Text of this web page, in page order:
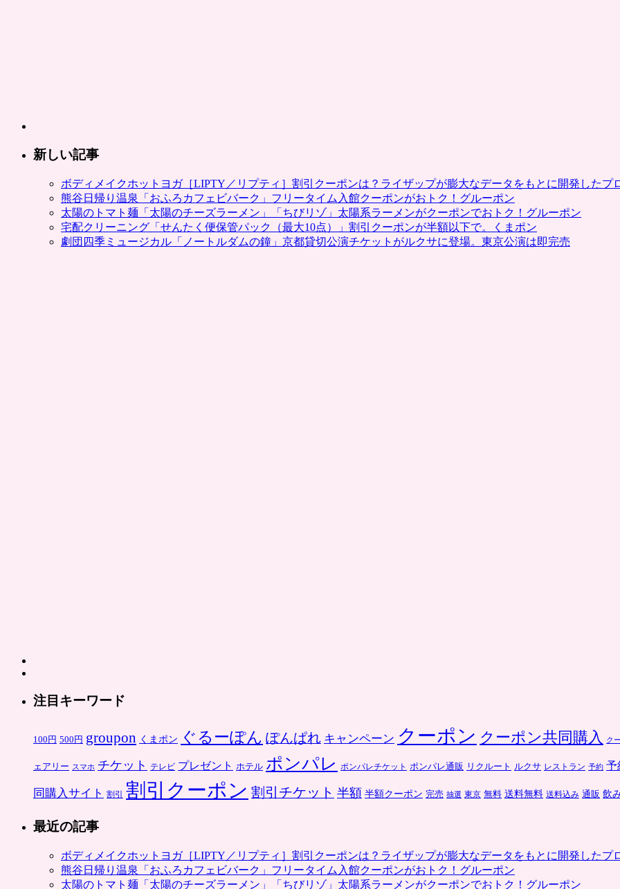
新しい記事
ボディメイクホットヨガ［LIPTY／リプティ］割引クーポンは？ライザップが膨大なデータをもとに開発したプ
熊谷日帰り温泉「おふろカフェビバーク」フリータイム入館クーポンがおトク！グルーポン
太陽のトマト麺「太陽のチーズラーメン」「ちびリゾ」太陽系ラーメンがクーポンでおトク！グルーポン
宅配クリーニング「せんたく便保管パック（最大10点）」割引クーポンが半額以下で。くまポン
劇団四季ミュージカル「ノートルダムの鐘」京都貸切公演チケットがルクサに登場。東京公演は即完売
注目キーワード
100円 500円 groupon くまポン ぐるーぽん ぽんぱれ キャンペーン クーポン クーポン共同購入 ク
ェアリー スマホ チケット テレビ プレゼント ホテル ポンパレ ポンパレチケット ポンパレ通販 リクルート ルクサ レストラン 予約 予
同購入サイト 割引 割引クーポン 割引チケット 半額 半額クーポン 完売 抽選 東京 無料 送料無料 送料込み 通販 飲
最近の記事
ボディメイクホットヨガ［LIPTY／リプティ］割引クーポンは？ライザップが膨大なデータをもとに開発したプ
熊谷日帰り温泉「おふろカフェビバーク」フリータイム入館クーポンがおトク！グルーポン
太陽のトマト麺「太陽のチーズラーメン」「ちびリゾ」太陽系ラーメンがクーポンでおトク！グルーポン